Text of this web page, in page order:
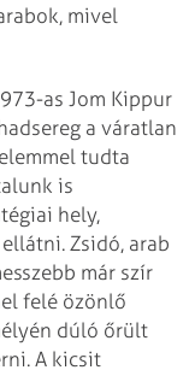
mivel
as Jom Kippur
a váratlan
tudta
is
hely,
Zsidó, arab
már szír
felé özönlő
dúló őrült
A kicsit